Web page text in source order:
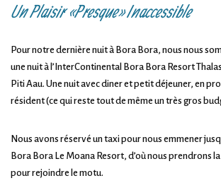
Un Plaisir « Presque » Inaccessible
Pour notre dernière nuit à Bora Bora, nous nous
une nuit à l’InterContinental Bora Bora Resort
Piti Aau. Une nuit avec diner et petit déjeuner, en
résident (ce qui reste tout de même un très gros
Nous avons réservé un taxi pour nous emmener
Bora Bora Le Moana Resort, d’où nous prendrons
pour rejoindre le motu.